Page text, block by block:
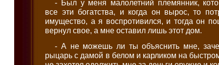
- Был у меня малолетний племянник,
все эти богатства, и когда он вырос, то
имущество, а я воспротивился, и тогда он
вернул свое, а мне оставил лишь этот дом.
- А не можешь ли ты объяснить мне,
рыцарь с дамой в белом и карликом на